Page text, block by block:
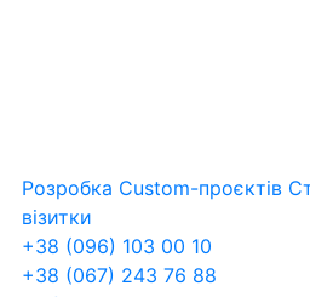
Розробка Custom-проєктів
візитки
+38 (096) 103 00 10
+38 (067) 243 76 88